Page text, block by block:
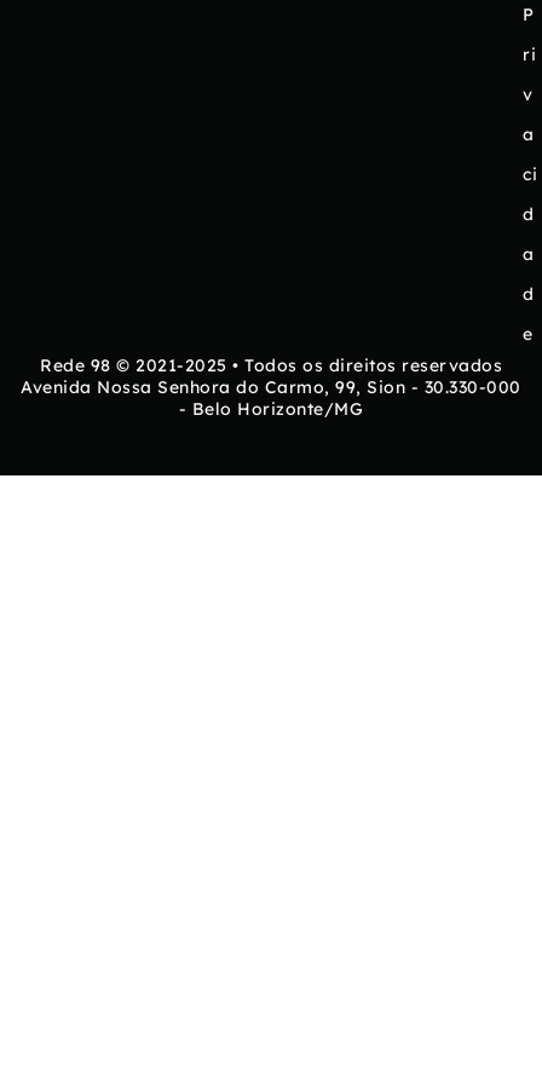
P
ri
v
a
ci
d
a
d
e
Rede 98 © 2021-2025 • Todos os direitos reservados
Avenida Nossa Senhora do Carmo, 99, Sion - 30.330-000
- Belo Horizonte/MG